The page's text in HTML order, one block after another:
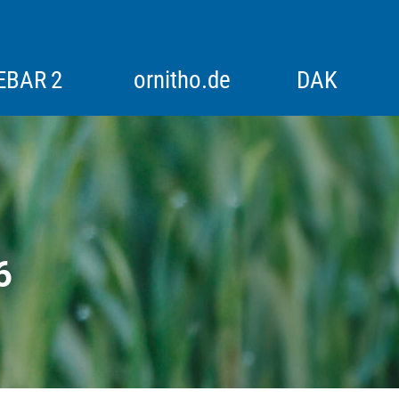
Alpenvogelmonitoring
Historische Bestandserfassungen
Rebhuhn
Rotmilan-Schlafplatzzählung
Synchronzählung Goldregenpfeifer
Synchronzählung Schwäne
2 ornitho.de DAK